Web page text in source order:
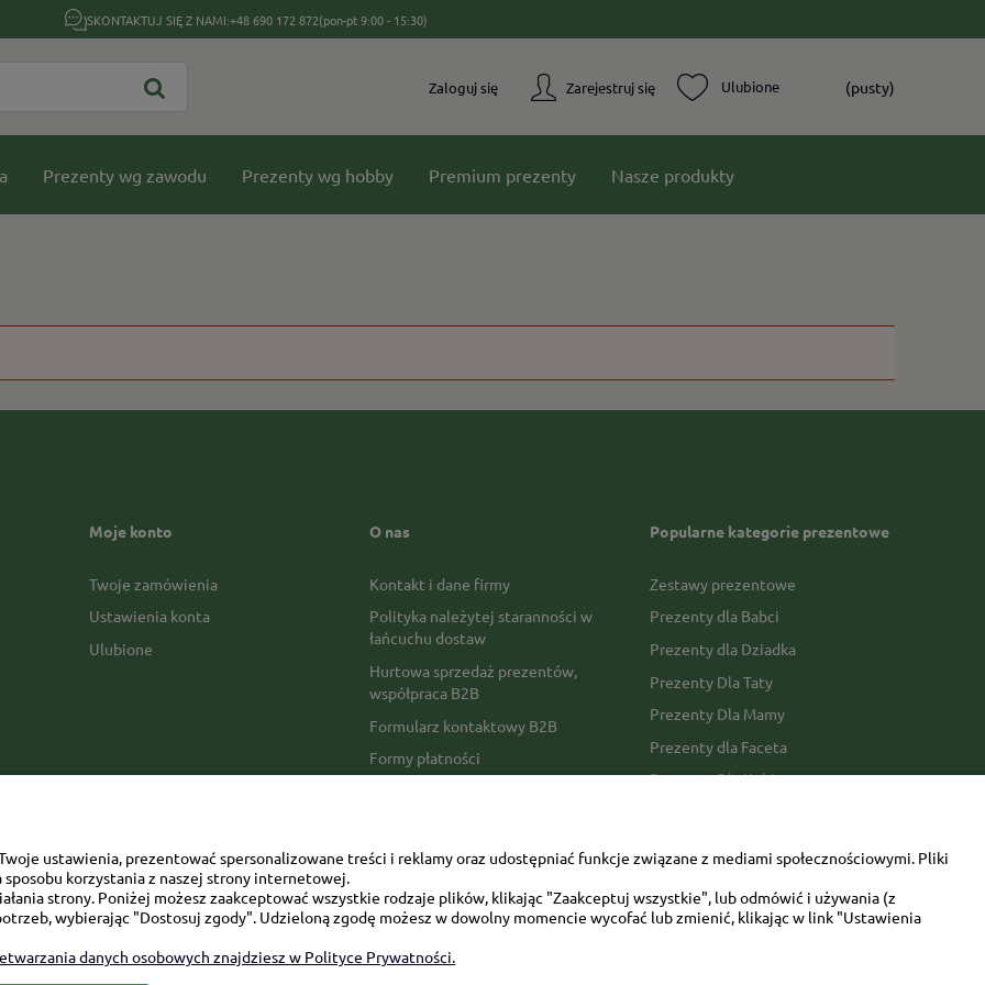
SKONTAKTUJ SIĘ Z NAMI:+48 690 172 872(pon-pt 9:00 - 15:30)
Zarejestruj się
Zaloguj się (pusty)
Prezenty wg zawodu Prezenty wg hobby Premium prezenty Nasze produkty
Moje konto
Twoje zamówienia
Ustawienia konta
Ulubione
O nas
Kontakt i dane firmy
Polityka należytej staranności w
łańcuchu dostaw
Hurtowa sprzedaż prezentów,
współpraca B2B
Formularz kontaktowy B2B
Formy płatności
Opinie Trustmate
Mapa kategorii
Popularne kategorie prezentowe
Zestawy prezentowe
Prezenty dla Babci
Prezenty dla Dziadka
Prezenty Dla Taty
Prezenty Dla Mamy
Prezenty dla Faceta
Prezenty Dla Kobiety
ustawienia, prezentować spersonalizowane treści i reklamy oraz udostępniać funkcje związane z mediami społecznościowymi. Pliki
korzystania z naszej strony internetowej.
strony. Poniżej możesz zaakceptować wszystkie rodzaje plików, klikając "Zaakceptuj wszystkie", lub odmówić i używania (z
wybierając "Dostosuj zgody". Udzieloną zgodę możesz w dowolny momencie wycofać lub zmienić, klikając w link "Ustawienia
danych osobowych znajdziesz w Polityce Prywatności.